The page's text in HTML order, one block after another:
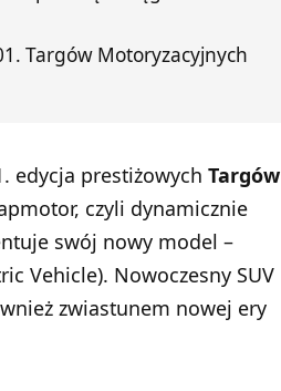
Targów Motoryzacyjnych
edycja prestiżowychTargów
czyli dynamicznie
swój nowy model –
Vehicle). Nowoczesny SUV
zwiastunem nowej ery